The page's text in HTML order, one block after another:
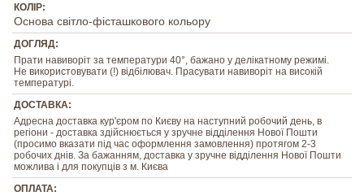
КОЛІР:
Основа світло-фісташкового кольору
ДОГЛЯД:
Прати навиворіт за температури 40°, бажано у делікатному режимі.
Не використовувати (!) відбілювач. Прасувати навиворіт на високій
температурі.
ДОСТАВКА:
Адресна доставка кур'єром по Києву на наступний робочий день, в
регіони - доставка здійснюється у зручне відділення Нової Пошти
(просимо вказати під час оформлення замовлення) протягом 2-3
робочих днів. За бажанням, доставка у зручне відділення Нової Пошти
можлива і для покупців з м. Києва
ОПЛАТА: